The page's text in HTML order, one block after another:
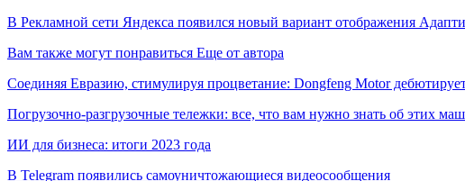
В Рекламной сети Яндекса появился новый вариант отображения
Вам также могут понравиться Еще от автора
Соединяя Евразию, стимулируя процветание: Dongfeng Motor
Погрузочно-разгрузочные тележки: все, что вам нужно знать об этих
ИИ для бизнеса: итоги 2023 года
В Telegram появились самоуничтожающиеся видеосообщения